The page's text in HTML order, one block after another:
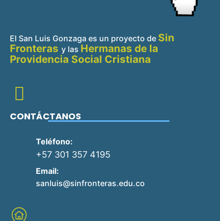
El San Luis Gonzaga es un proyecto de Sin
Fronteras y las Hermanas de la
Providencia Social Cristiana
CONTÁCTANOS
Teléfono:
+57 301 357 4195
Email:
sanluis@sinfronteras.edu.co